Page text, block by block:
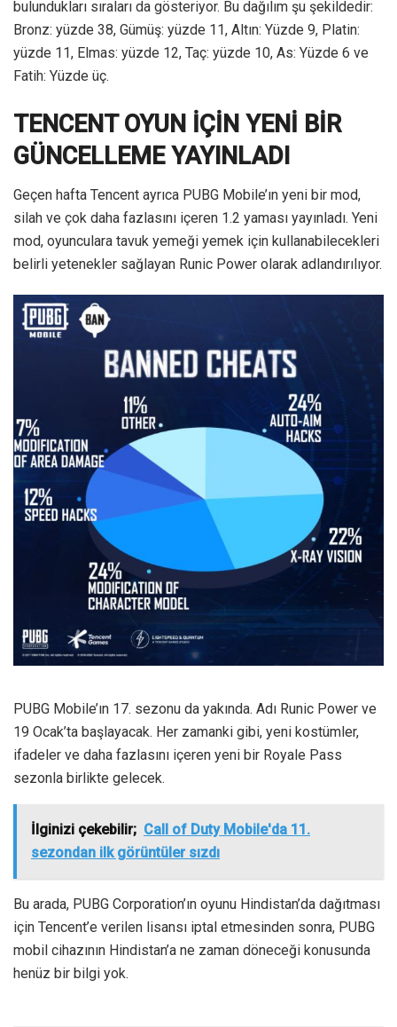
bulundukları sıraları da gösteriyor. Bu dağılım şu şekildedir:
Bronz: yüzde 38, Gümüş: yüzde 11, Altın: Yüzde 9, Platin:
yüzde 11, Elmas: yüzde 12, Taç: yüzde 10, As: Yüzde 6 ve
Fatih: Yüzde üç.
TENCENT OYUN İÇİN YENİ BİR
GÜNCELLEME YAYINLADI
Geçen hafta Tencent ayrıca PUBG Mobile’ın yeni bir mod,
silah ve çok daha fazlasını içeren 1.2 yaması yayınladı. Yeni
mod, oyunculara tavuk yemeği yemek için kullanabilecekleri
belirli yetenekler sağlayan Runic Power olarak adlandırılıyor.
PUBG Mobile’ın 17. sezonu da yakında. Adı Runic Power ve
19 Ocak’ta başlayacak. Her zamanki gibi, yeni kostümler,
ifadeler ve daha fazlasını içeren yeni bir Royale Pass
sezonla birlikte gelecek.
İlginizi çekebilir; Call of Duty Mobile'da 11.
sezondan ilk görüntüler sızdı
Bu arada, PUBG Corporation’ın oyunu Hindistan’da dağıtması
için Tencent’e verilen lisansı iptal etmesinden sonra, PUBG
mobil cihazının Hindistan’a ne zaman döneceği konusunda
henüz bir bilgi yok.